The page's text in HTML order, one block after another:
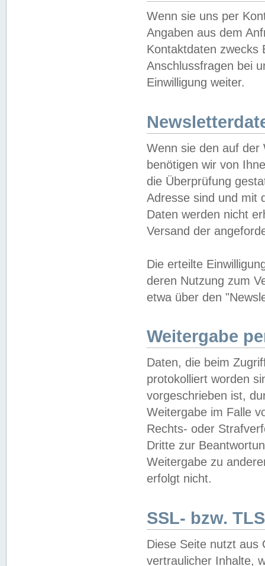
Wenn sie uns per
Angaben aus dem
Kontaktdaten zwecks
Anschlussfragen bei
Einwilligung weiter.
Wenn sie den auf der
benötigen wir von
die Überprüfung
Adresse sind und mit
Daten werden nicht
Versand der
Die erteilte
deren Nutzung zum
etwa über den
Weitergabe
Daten, die beim
protokolliert worden
vorgeschrieben ist,
Weitergabe im Falle
Rechts- oder
Dritte zur
Weitergabe zu
erfolgt nicht.
SSL- bzw.
Diese Seite nutzt aus
vertraulicher Inhalte,